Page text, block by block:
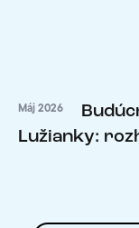
Máj 2026
Lužianky: